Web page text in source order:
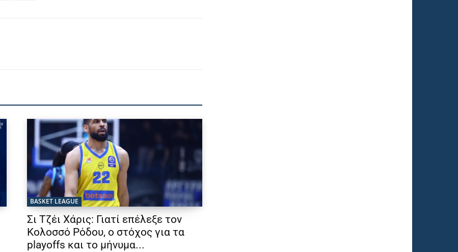
BASKET LEAGUE
Σι Τζέι Χάρις: Γιατί επέλεξε τον
Κολοσσό Ρόδου, ο στόχος για τα
playoffs και το μήνυμα...